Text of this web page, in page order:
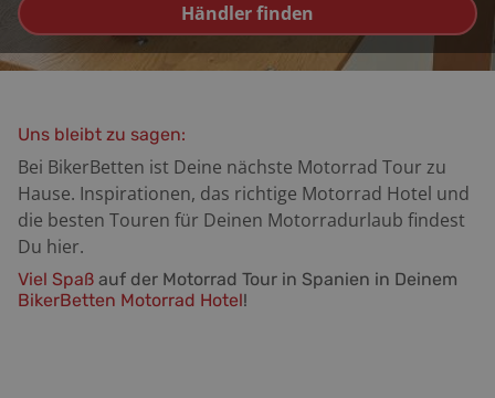
Händler finden
Uns bleibt zu sagen:
Bei BikerBetten ist Deine nächste Motorrad Tour zu
Hause. Inspirationen, das richtige Motorrad Hotel und
die besten Touren für Deinen Motorradurlaub findest
Du hier.
Viel Spaß auf der Motorrad Tour in Spanien in Deinem
BikerBetten Motorrad Hotel!